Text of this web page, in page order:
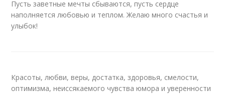
Пусть заветные мечты сбываются, пусть сердце
наполняется любовью и теплом. Желаю много счастья и
улыбок!
Красоты, любви, веры, достатка, здоровья, смелости,
оптимизма, неиссякаемого чувства юмора и уверенности